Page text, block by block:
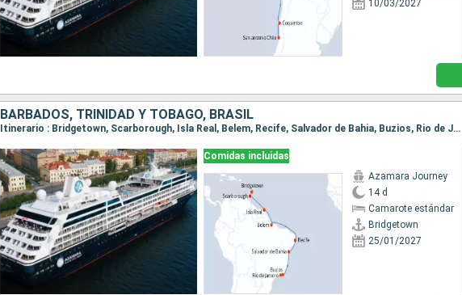
10/03/2027
BARBADOS, TRINIDAD Y TOBAGO, BRASIL
Itinerario : Bridgetown, Scarborough, Isla Real, Belem, Recife, Salvador de Bahia, Buzios, Rio de Janeiro
Comidas incluidas
Azamara Journey
14 d
Camarote estándar
Bridgetown
25/01/2027